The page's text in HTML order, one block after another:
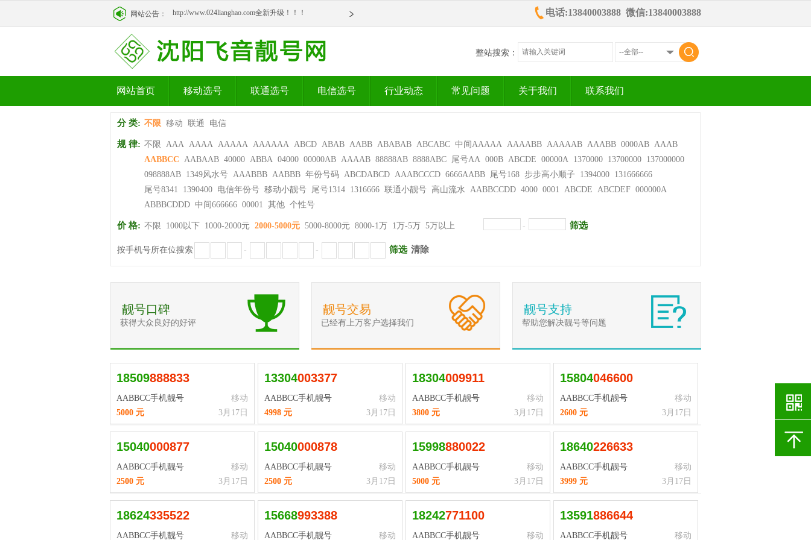
网站公告： http://www.024lianghao.com全新升级！！！ 电话:13840003888 微信:13840003888
整站搜索：
网站首页 移动选号 联通选号 电信选号 行业动态 常见问题 关于我们 联系我们
分 类: 不限 移动 联通 电信
规 律: 不限 AAA AAAA AAAAA AAAAAA ABCD ABAB AABB ABABAB ABCABC 中间AAAAA AAAABB AAAAAB AAABB 0000AB AAAB
AABBCC AABAAB 40000 ABBA 04000 00000AB AAAAB 88888AB 8888ABC 尾号AA 000B ABCDE 00000A 1370000 13700000 137000000
098888AB 1349风水号 AAABBB AABBB 年份号码 ABCDABCD AAABCCCD 6666AABB 尾号168 步步高小顺子 1394000 131666666
尾号8341
1390400 电信年份号 移动小靓号 尾号1314 1316666 联通小靓号 高山流水 AABBCCDD 4000 0001 ABCDE ABCDEF 000000A
ABBBCDDD 中间666666 00001 其他 个性号
价 格: 不限 1000以下 1000-2000元 2000-5000元 5000-8000元 8000-1万 1万-5万 5万以上 - 筛选
按手机号所在位搜索 - - 筛选 清除
靓号口碑
获得大众良好的好评
靓号交易
已经有上万客户选择我们
靓号支持
帮助您解决靓号等问题
18509888833
AABBCC手机靓号
移动
3月17日
5000 元
13304003377
AABBCC手机靓号
移动
3月17日
4998 元
18304009911
AABBCC手机靓号
移动
3月17日
3800 元
15804046600
AABBCC手机靓号
移动
3月17日
2600 元
15040000877
AABBCC手机靓号
移动
3月17日
2500 元
15040000878
AABBCC手机靓号
移动
3月17日
2500 元
15998880022
AABBCC手机靓号
移动
3月17日
5000 元
18640226633
AABBCC手机靓号
移动
3月17日
3999 元
18624335522
AABBCC手机靓号 移动
15668993388
AABBCC手机靓号 移动
18242771100
AABBCC手机靓号 移动
13591886644
AABBCC手机靓号 移动